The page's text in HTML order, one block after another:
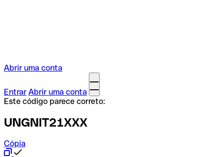
Abrir uma conta
Entrar Abrir uma conta
Este código parece correto:
UNGNIT21XXX
Cópia